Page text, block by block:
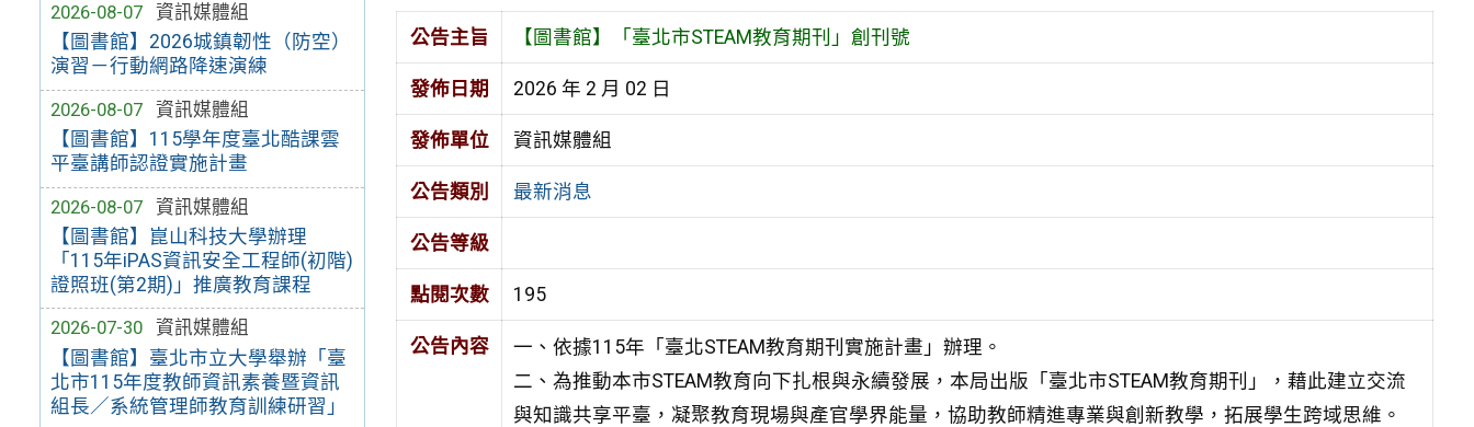
2026-08-07
資訊媒體組
【圖書館】2026城鎮韌性（防空）
演習－行動網路降速演練
2026-08-07
資訊媒體組
【圖書館】115學年度臺北酷課雲
平臺講師認證實施計畫
2026-08-07
資訊媒體組
【圖書館】崑山科技大學辦理
「115年iPAS資訊安全工程師(初階)
證照班(第2期)」推廣教育課程
2026-07-30
資訊媒體組
【圖書館】臺北市立大學舉辦「臺
北市115年度教師資訊素養暨資訊
組長／系統管理師教育訓練研習」
公告主旨 【圖書館】「臺北市STEAM教育期刊」創刊號
發佈日期 2026 年 2 月 02 日
發佈單位 資訊媒體組
公告類別 最新消息
公告等級
點閱次數 195
公告內容
一、依據115年「臺北STEAM教育期刊實施計畫」辦理。
二、為推動本市STEAM教育向下扎根與永續發展，本局出版「臺北市STEAM教育期刊」，藉此建立交流
與知識共享平臺，凝聚教育現場與產官學界能量，協助教師精進專業與創新教學，拓展學生跨域思維。